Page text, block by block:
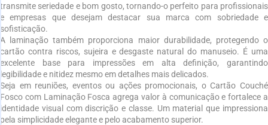
transmite seriedade e bom gosto, tornando-o perfeito para profissionais
e empresas que desejam destacar sua marca com sobriedade e
sofisticação.
A laminação também proporciona maior durabilidade, protegendo o
cartão contra riscos, sujeira e desgaste natural do manuseio. É uma
excelente base para impressões em alta definição, garantindo
legibilidade e nitidez mesmo em detalhes mais delicados.
Seja em reuniões, eventos ou ações promocionais, o Cartão Couché
Fosco com Laminação Fosca agrega valor à comunicação e fortalece a
identidade visual com discrição e classe. Um material que impressiona
pela simplicidade elegante e pelo acabamento superior.